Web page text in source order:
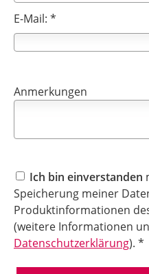
E-Mail: *
Anmerkungen
Ich bin einverstanden
Speicherung meiner
Produktinformationen
(weitere Informationen
Datenschutzerklärung). *